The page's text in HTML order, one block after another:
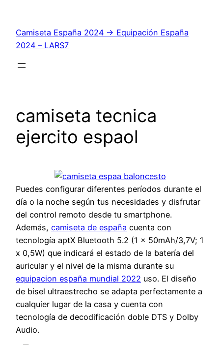
contenido
Camiseta España 2024 → Equipación España
2024 – LARS7
camiseta tecnica
ejercito espaol
Puedes configurar diferentes períodos durante el
día o la noche según tus necesidades y disfrutar
del control remoto desde tu smartphone.
Además, camiseta de españa cuenta con
tecnología aptX Bluetooth 5.2 (1 x 50mAh/3,7V; 1
x 0,5W) que indicará el estado de la batería del
auricular y el nivel de la misma durante su
equipacion españa mundial 2022 uso. El diseño
de bisel ultraestrecho se adapta perfectamente a
cualquier lugar de la casa y cuenta con
tecnología de decodificación doble DTS y Dolby
Audio.